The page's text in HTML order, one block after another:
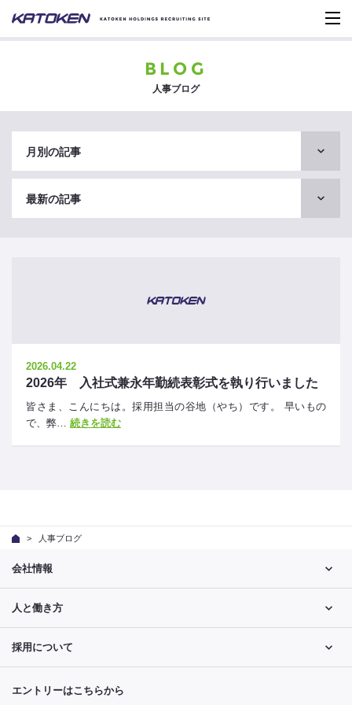
BLOG
人事ブログ
月別の記事
最新の記事
2026.04.22
2026年 入社式兼永年勤続表彰式を執り行いました
皆さま、こんにちは。採用担当の谷地（やち）です。 早いもの
で、弊… 続きを読む
人事ブログ
会社情報
人と働き方
採用について
エントリーはこちらから